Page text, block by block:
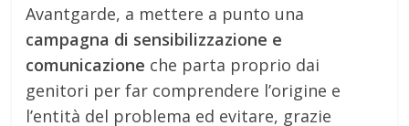
Avantgarde, a mettere a punto una
campagna di sensibilizzazione e
comunicazione che parta proprio dai
genitori per far comprendere l’origine e
l’entità del problema ed evitare, grazie